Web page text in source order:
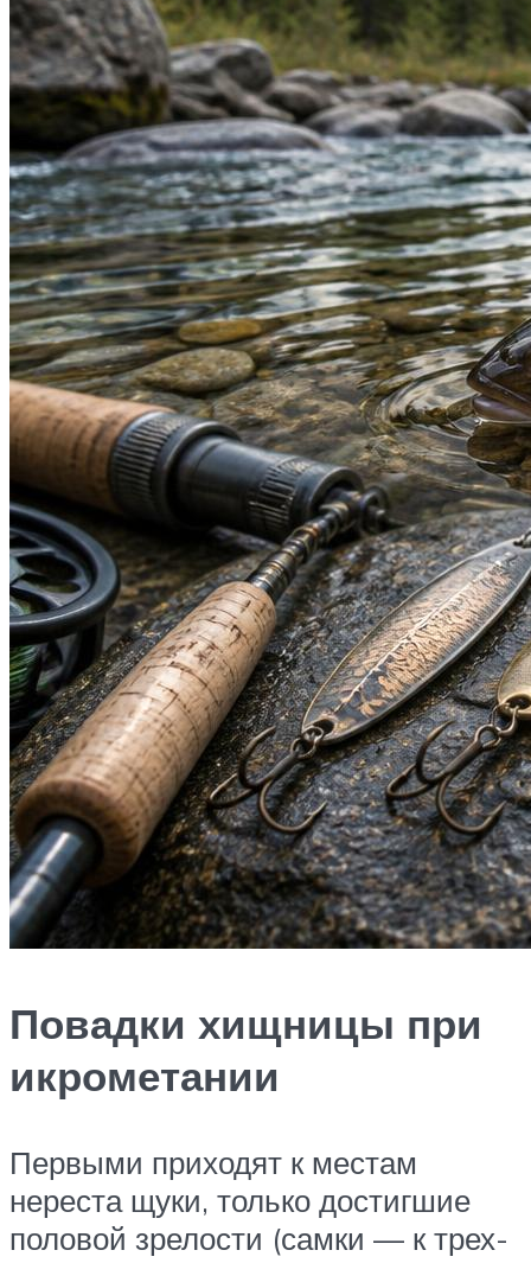
Повадки хищницы при
икрометании
Первыми приходят к местам
нереста щуки, только достигшие
половой зрелости (самки — к трех-